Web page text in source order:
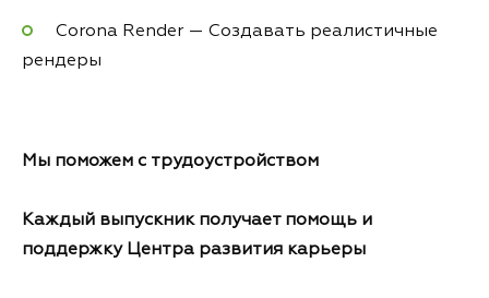
Corona Render — Создавать реалистичные
рендеры
Мы поможем с трудоустройством
Каждый выпускник получает помощь и
поддержку Центра развития карьеры